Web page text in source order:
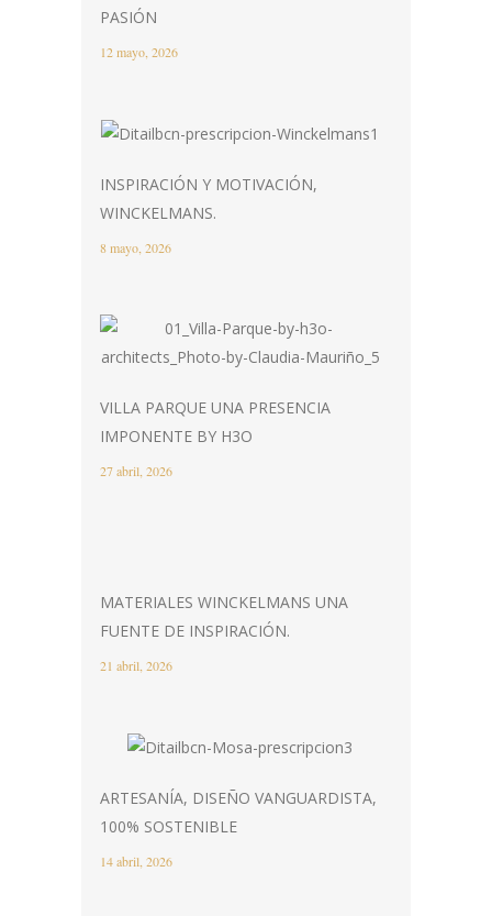
PASIÓN
12 mayo, 2026
INSPIRACIÓN Y MOTIVACIÓN,
WINCKELMANS.
8 mayo, 2026
VILLA PARQUE UNA PRESENCIA
IMPONENTE BY H3O
27 abril, 2026
MATERIALES WINCKELMANS UNA
FUENTE DE INSPIRACIÓN.
21 abril, 2026
ARTESANÍA, DISEÑO VANGUARDISTA,
100% SOSTENIBLE
14 abril, 2026